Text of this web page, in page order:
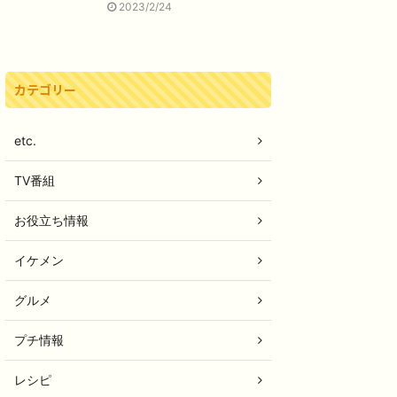
2023/2/24
カテゴリー
etc.
TV番組
お役立ち情報
イケメン
グルメ
プチ情報
レシピ